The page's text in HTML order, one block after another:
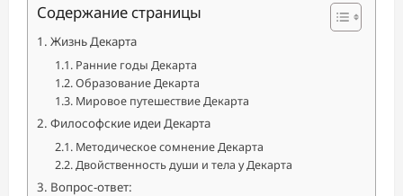
Содержание страницы
Жизнь Декарта
Ранние годы Декарта
Образование Декарта
Мировое путешествие Декарта
Философские идеи Декарта
Методическое сомнение Декарта
Двойственность души и тела у Декарта
Вопрос-ответ: